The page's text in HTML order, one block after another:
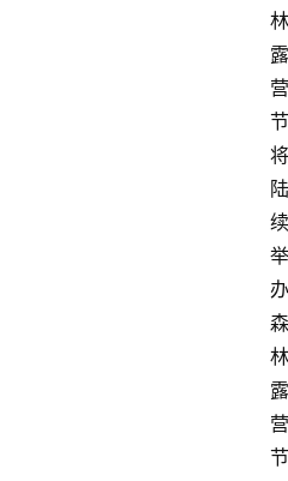
林
露
营
节
将
陆
续
举
办
森
林
露
营
节